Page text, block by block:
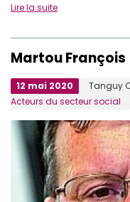
Lire la suite
Martou François
12 mai 2020 Tanguy
Acteurs du secteur social